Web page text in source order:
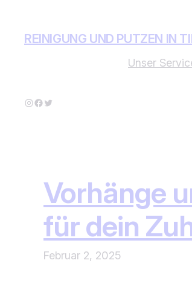
springen
REINIGUNG UND PUTZEN IN
Unser
Instagram
Facebook
Twitter
Vorhänge
für dein
Februar 2, 2025